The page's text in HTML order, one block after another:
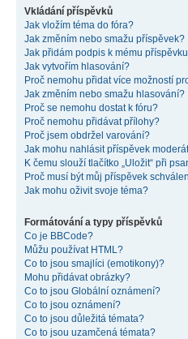
Vkládání příspěvků
Jak vložím téma do fóra?
Jak změním nebo smažu příspěvek?
Jak přidám podpis k mému
Jak vytvořím hlasování?
Proč nemohu přidat více možností
Jak změním nebo smažu hlasování?
Proč se nemohu dostat k fóru?
Proč nemohu přidávat přílohy?
Proč jsem obdržel varování?
Jak mohu nahlásit příspěvek
K čemu slouží tlačítko „Uložit“ při
Proč musí být můj příspěvek
Jak mohu oživit svoje téma?
Formátování a typy příspěvků
Co je BBCode?
Můžu používat HTML?
Co to jsou smajlíci (emotikony)?
Mohu přidávat obrázky?
Co to jsou Globální oznámení?
Co to jsou oznámení?
Co to jsou důležitá témata?
Co to jsou uzamčená témata?